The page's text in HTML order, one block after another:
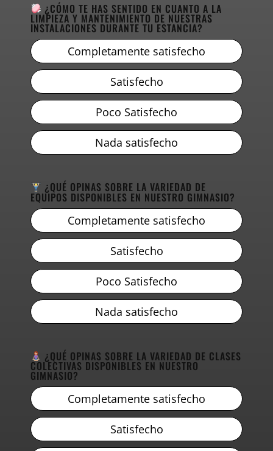
¿CÓMO TE HAS SENTIDO EN CUANTO A LA
LIMPIEZA Y MANTENIMIENTO DE NUESTRAS
INSTALACIONES DURANTE TU ESTANCIA?
Completamente satisfecho
Satisfecho
Poco Satisfecho
Nada satisfecho
¿QUÉ OPINAS SOBRE LA VARIEDAD DE
EQUIPOS DISPONIBLES EN NUESTRO GIMNASIO?
Completamente satisfecho
Satisfecho
Poco Satisfecho
Nada satisfecho
¿QUÉ OPINAS SOBRE LA VARIEDAD DE CLASES
COLECTIVAS DISPONIBLES EN NUESTRO
GIMNASIO?
Completamente satisfecho
Satisfecho